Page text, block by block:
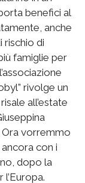
benefici al
anche
rischio di
famiglie per
rivolge un
all’estate
Ora vorremmo
con i
dopo la